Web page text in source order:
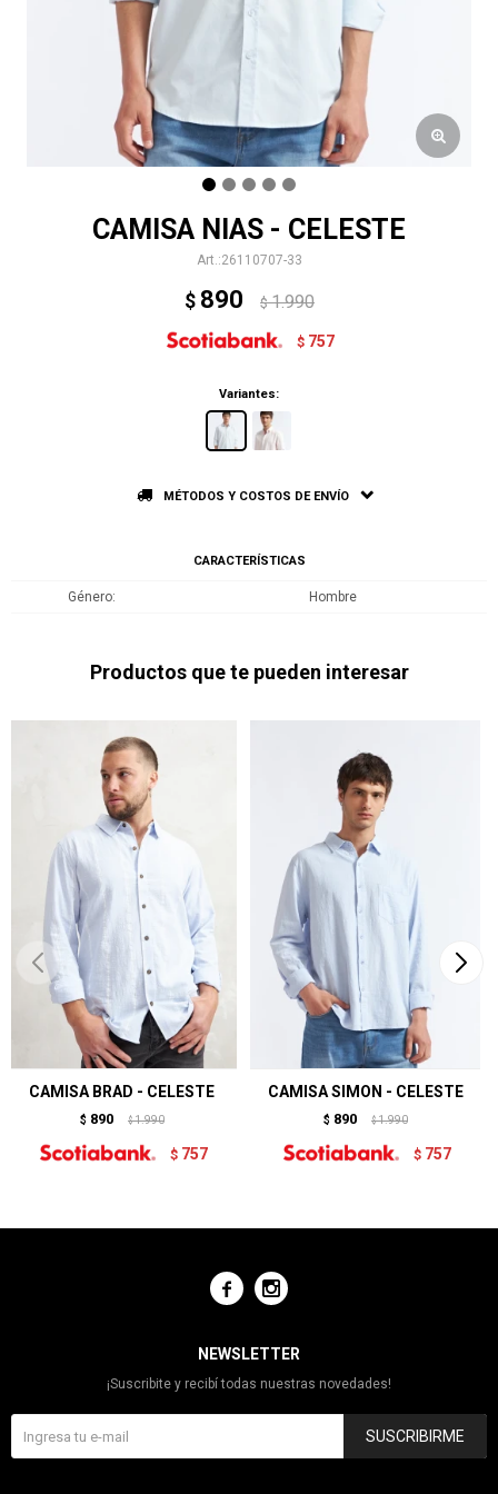
CAMISA NIAS - CELESTE
26110707-33
$ 890 $ 1.990
$ 757
Variantes:
MÉTODOS Y COSTOS DE ENVÍO
CARACTERÍSTICAS
Género Hombre
Productos que te pueden interesar
CAMISA BRAD - CELESTE
$ 890 $ 1.990
$ 757
CAMISA SIMON - CELESTE
$ 890 $ 1.990
$ 757
 
NEWSLETTER
¡Suscribite y recibí todas nuestras novedades!
SUSCRIBIRME